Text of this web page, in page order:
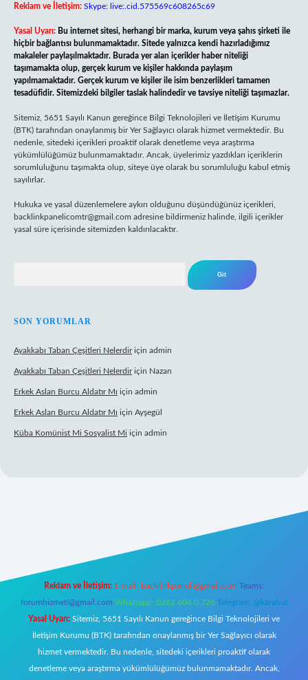
Reklam ve İletişim: Skype: live:.cid.575569c608265c69
Yasal Uyarı: Bu internet sitesi, herhangi bir marka, kurum veya şahıs şirketi ile
hiçbir bağlantısı bulunmamaktadır. Sitede yalnızca kendi hazırladığımız
makaleler paylaşılmaktadır. Burada yer alan içerikler haber niteliği
taşımamakta olup, gerçek kurum ve kişiler hakkında paylaşım
yapılmamaktadır. Gerçek kurum ve kişiler ile isim benzerlikleri tamamen
tesadüfidir. Sitemizdeki bilgiler taslak halindedir ve tavsiye niteliği taşımazlar.
Sitemiz, 5651 Sayılı Kanun gereğince Bilgi Teknolojileri ve İletişim Kurumu
(BTK) tarafından onaylanmış bir Yer Sağlayıcı olarak hizmet vermektedir. Bu
nedenle, sitedeki içerikleri proaktif olarak denetleme veya araştırma
yükümlülüğümüz bulunmamaktadır. Ancak, üyelerimiz yazdıkları içeriklerin
sorumluluğunu taşımakta olup, siteye üye olarak bu sorumluluğu kabul etmiş
sayılırlar.
Hukuka ve yasal düzenlemelere aykırı olduğunu düşündüğünüz içerikleri,
backlinkpanelicomtr@gmail.com adresine bildirmeniz halinde, ilgili içerikler
yasal süre içerisinde sitemizden kaldırılacaktır.
SON YORUMLAR
Ayakkabı Taban Çeşitleri Nelerdiriçin admin
Ayakkabı Taban Çeşitleri Nelerdiriçin Nazan
Erkek Aslan Burcu Aldatır Mı için admin
Erkek Aslan Burcu Aldatır Mı için Ayşegül
Küba Komünist Mi Sosyalist Mi için admin
Reklam ve İletişim: E-mail: backlinkpaneli@gmail.com Teams:
forumhizmeti@gmail.com Whatsapp: 0262 606 0 726 Telegram: @karabul
Yasal Uyarı: Sitemiz, 5651 Sayılı Kanun gereğince Bilgi Teknolojileri ve
İletişim Kurumu (BTK) tarafından onaylanmış bir Yer Sağlayıcı olarak
hizmet vermektedir. Bu nedenle, sitedeki içerikleri proaktif olarak
denetleme veya araştırma yükümlülüğümüz bulunmamaktadır. Ancak,